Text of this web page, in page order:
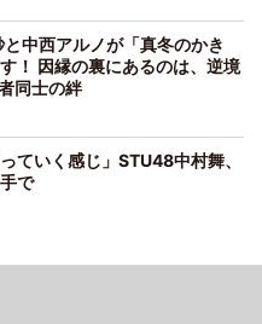
中西アルノが「真冬のかき
！ 因縁の裏にあるのは、逆境
同士の絆
ていく感じ」STU48中村舞、
で